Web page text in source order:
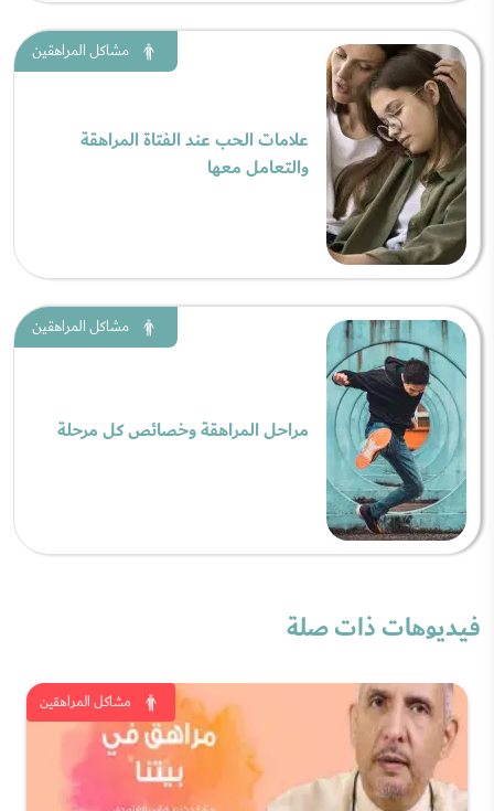
مشاكل المراهقين
علامات الحب عند الفتاة المراهقة
والتعامل معها
مشاكل المراهقين
مراحل المراهقة وخصائص كل مرحلة
فيديوهات ذات صلة
مشاكل المراهقين